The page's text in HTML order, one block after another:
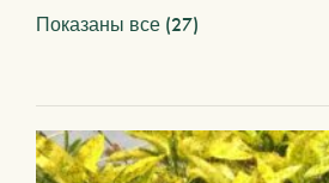
Показаны все (27)